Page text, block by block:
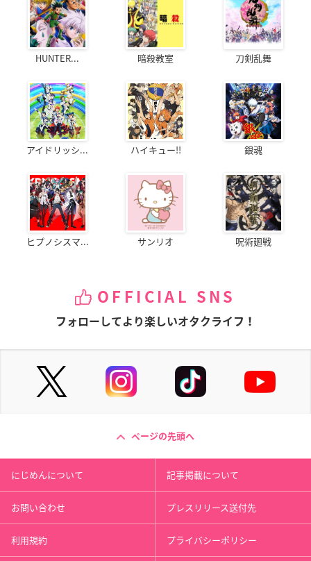
HUNTER... 暗殺教室 刀剣乱舞
アイドリッシ... ハイキュー!! 銀魂
ヒプノシスマ... サンリオ 呪術廻戦
OFFICIAL SNS
フォローしてより楽しいオタクライフ！
ページの先頭へ
にじめんについて 記事掲載について
お問い合わせ プレスリリース送付先
利用規約 プライバシーポリシー